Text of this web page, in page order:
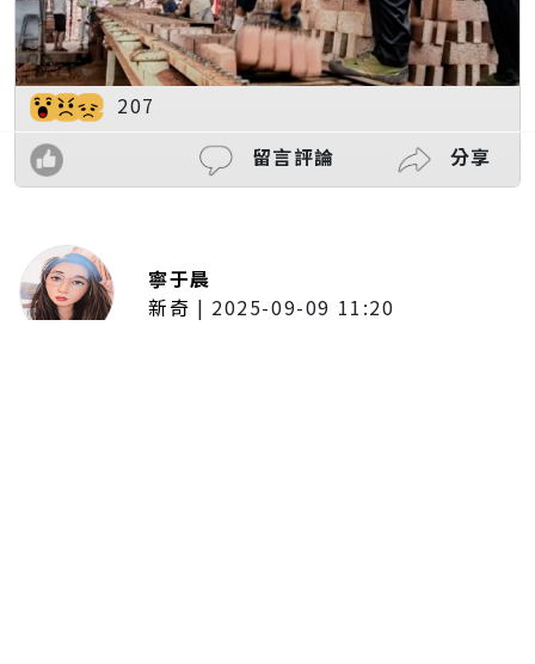
207
留言評論
分享
寧于晨
新奇 | 2025-09-09 11:20